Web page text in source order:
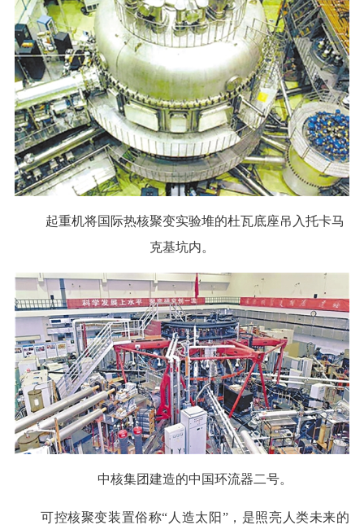
起重机将国际热核聚变实验堆的杜瓦底座吊入托卡马
克基坑内。
中核集团建造的中国环流器二号。
可控核聚变装置俗称“人造太阳”，是照亮人类未来的